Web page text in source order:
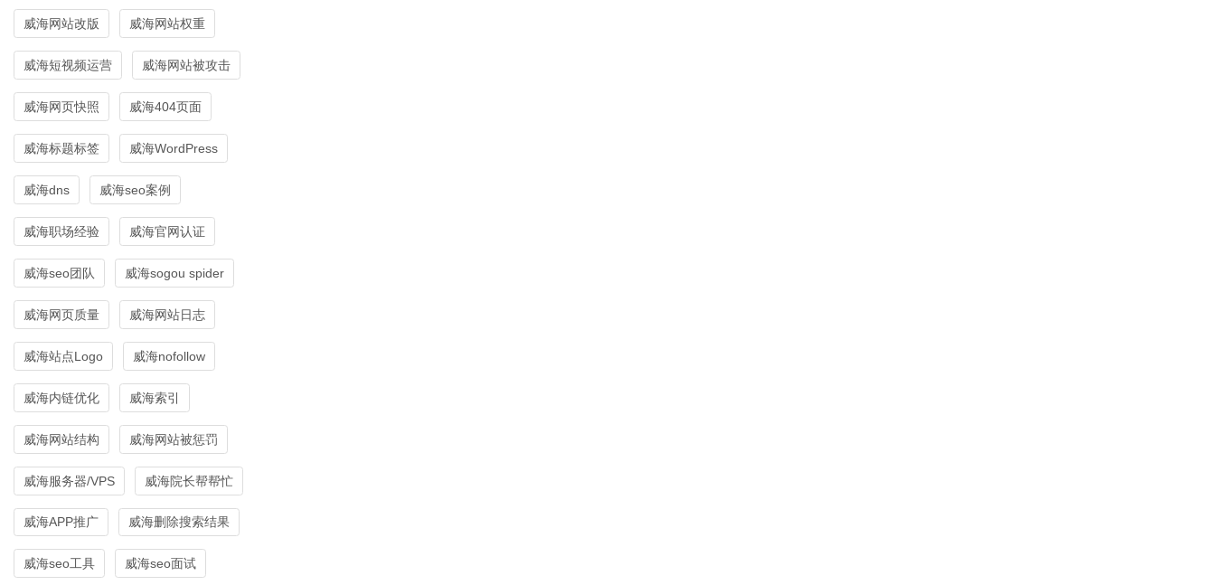
威海网站改版 威海网站权重
威海短视频运营 威海网站被攻击
威海网页快照 威海404页面
威海标题标签 威海WordPress
威海dns 威海seo案例
威海职场经验 威海官网认证
威海seo团队 威海sogou spider
威海网页质量 威海网站日志
威海站点Logo 威海nofollow
威海内链优化 威海索引
威海网站结构 威海网站被惩罚
威海服务器/VPS 威海院长帮帮忙
威海APP推广 威海删除搜索结果
威海seo工具 威海seo面试